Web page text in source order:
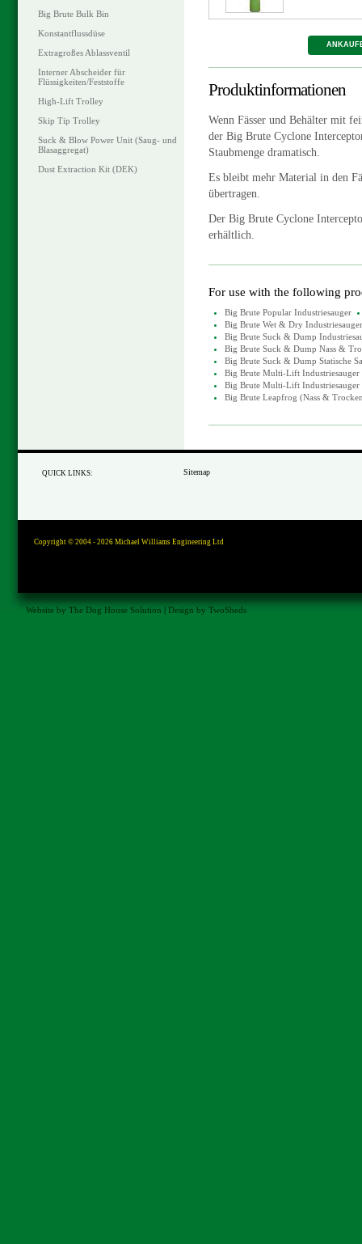
Big Brute Bulk Bin
Konstantflussdüse
Extragroßes Ablassventil
Interner Abscheider für
Flüssigkeiten/Feststoffe
High-Lift Trolley
Skip Tip Trolley
Suck & Blow Power Unit (Saug- und
Blasaggregat)
Dust Extraction Kit (DEK)
Produktinformationen
Wenn Fässer und Behälter mit
der Big Brute Cyclone
Staubmenge dramatisch.
Es bleibt mehr Material in den
übertragen.
Der Big Brute Cyclone
erhältlich.
For use with the following
Big Brute Popular Industriesauger
Big Brute Wet & Dry Industriesauger
Big Brute Suck & Dump
Big Brute Suck & Dump Nass &
Big Brute Suck & Dump Statische
Big Brute Multi-Lift Industriesauger
Big Brute Multi-Lift Industriesauger
Big Brute Leapfrog (Nass &
QUICK LINKS: Sitemap
Copyright © 2004 - 2026 Michael Williams Engineering Ltd
Website by The Dog House Solution Design by TwoSheds